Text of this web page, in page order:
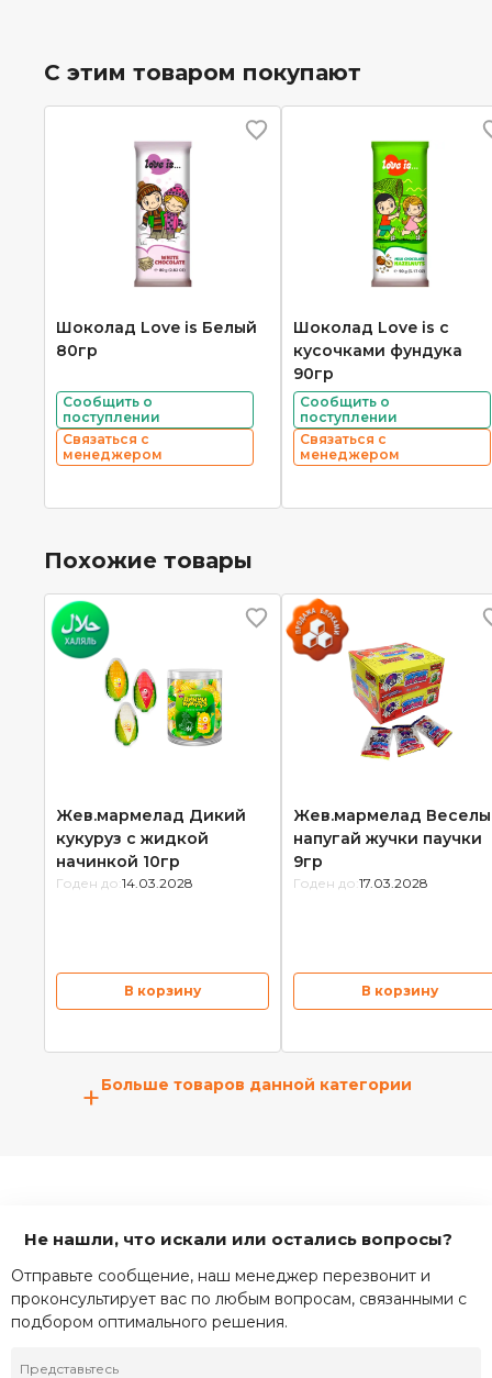
С этим товаром покупают
Шоколад Love is Белый
80гр
Сообщить о
поступлении
Связаться с
менеджером
Шоколад Love is с
кусочками фундука
90гр
Сообщить о
поступлении
Связаться с
менеджером
Похожие товары
Жев.мармелад Дикий
кукуруз с жидкой
начинкой 10гр
Годен до: 14.03.2028
В корзину
Жев.мармелад
напугай жучки паучки
9гр
Годен до: 17.03.2028
В корзину
+Больше товаров данной категории
Не нашли, что искали или остались вопросы?
Отправьте сообщение, наш менеджер перезвонит и
проконсультирует вас по любым вопросам, связанными с
подбором оптимального решения.